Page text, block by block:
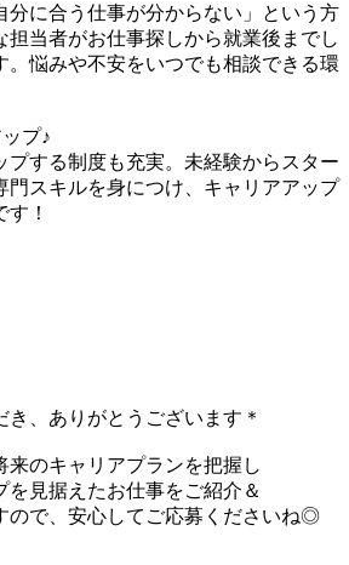
分に合う仕事が分からない」という方
担当者がお仕事探しから就業後までし
。悩みや不安をいつでも相談できる環
プ♪
プする制度も充実。未経験からスター
門スキルを身につけ、キャリアアップ
！
き、ありがとうございます＊
来のキャリアプランを把握し
を見据えたお仕事をご紹介＆
ので、安心してご応募くださいね◎